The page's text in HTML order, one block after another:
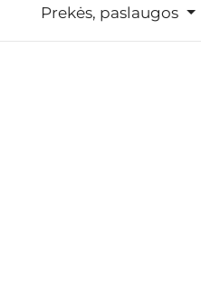
Prekės, paslaugos